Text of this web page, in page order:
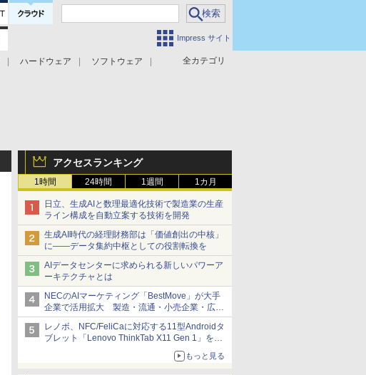
Impress サイト
全カテゴリ
ハードウェア
ソフトウェア
アクセスランキング
1時間 24時間 1週間 1カ月
日立、生成AIと数理最適化技術で製造業の生産
ライン構成を自動立案する技術を開発
生成AI時代の経理財務部は「価値創出の中核」
に――データ集約中枢としての役割転換を
AIデータセンターに求められる新しいパワーア
ーキテクチャとは
NECのAIマーケティング「BestMove」が大手
企業で活用拡大 製造・流通・小売企業・広告
代理店などが実装フェーズへ
レノボ、NFC/FeliCaに対応する11型Androidタ
ブレット「Lenovo ThinkTab X11 Gen 1」を発
もっと見る